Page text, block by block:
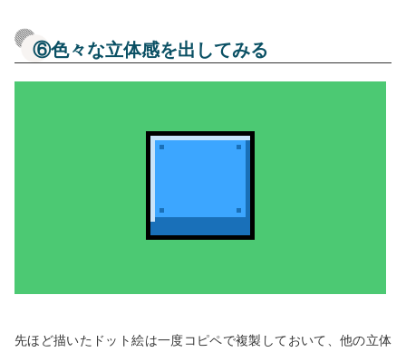
⑥色々な立体感を出してみる
先ほど描いたドット絵は一度コピペで複製しておいて、他の立体